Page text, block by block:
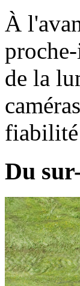
À
de la
fiabilité
Du